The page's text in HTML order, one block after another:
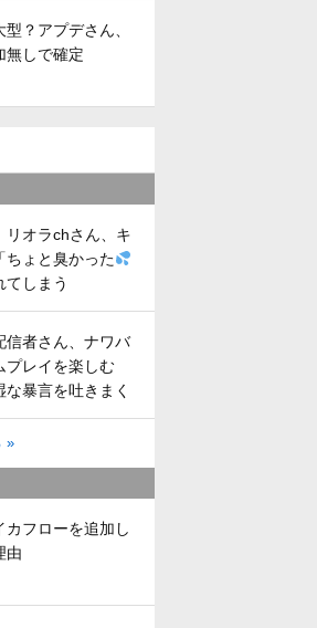
型？アプデさん、
無しで確定
リオラchさん、キ
ちょと臭かった
てしまう
信者さん、ナワバ
プレイを楽しむ
な暴言を吐きまく
»
カフローを追加し
由